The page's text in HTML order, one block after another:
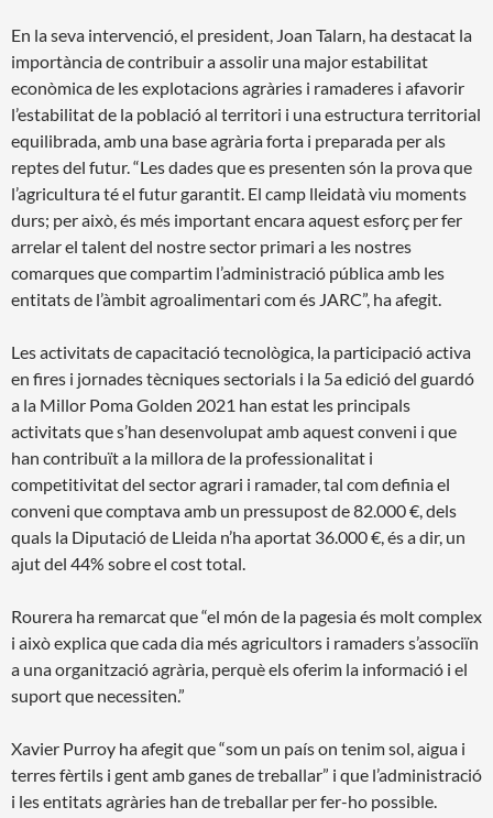
En la seva intervenció, el president, Joan Talarn, ha destacat la
importància de contribuir a assolir una major estabilitat
econòmica de les explotacions agràries i ramaderes i afavorir
l’estabilitat de la població al territori i una estructura territorial
equilibrada, amb una base agrària forta i preparada per als
reptes del futur. “Les dades que es presenten són la prova que
l’agricultura té el futur garantit. El camp lleidatà viu moments
durs; per això, és més important encara aquest esforç per fer
arrelar el talent del nostre sector primari a les nostres
comarques que compartim l’administració pública amb les
entitats de l’àmbit agroalimentari com és JARC”, ha afegit.
Les activitats de capacitació tecnològica, la participació activa
en fires i jornades tècniques sectorials i la 5a edició del guardó
a la Millor Poma Golden 2021 han estat les principals
activitats que s’han desenvolupat amb aquest conveni i que
han contribuït a la millora de la professionalitat i
competitivitat del sector agrari i ramader, tal com definia el
conveni que comptava amb un pressupost de 82.000 €, dels
quals la Diputació de Lleida n’ha aportat 36.000 €, és a dir, un
ajut del 44% sobre el cost total.
Rourera ha remarcat que “el món de la pagesia és molt complex
i això explica que cada dia més agricultors i ramaders s’associïn
a una organització agrària, perquè els oferim la informació i el
suport que necessiten.”
Xavier Purroy ha afegit que “som un país on tenim sol, aigua i
terres fèrtils i gent amb ganes de treballar” i que l’administració
i les entitats agràries han de treballar per fer-ho possible.